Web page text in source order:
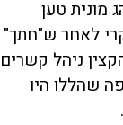
מונית טען
לאחר ש"חתך"
ניהל קשרים
שהללו היו